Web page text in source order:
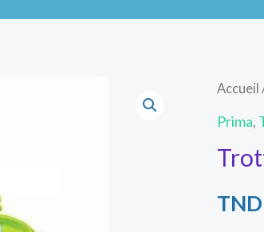
Accueil
Prima,
TND